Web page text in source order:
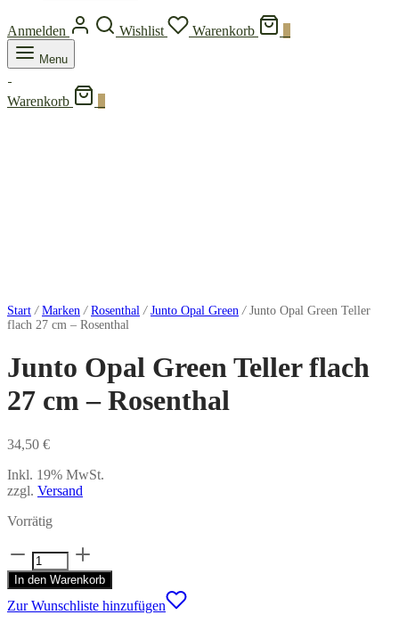
Anmelden Wishlist Warenkorb
Menu
Warenkorb
Start / Marken / Rosenthal / Junto Opal Green /Junto Opal Green Teller
flach 27 cm – Rosenthal
Junto Opal Green Teller flach
27 cm – Rosenthal
34,50 €
Inkl. 19% MwSt.
zzgl. Versand
Vorrätig
Junto
Opal
Green
Teller
flach
In den Warenkorb
Zur Wunschliste hinzufügen